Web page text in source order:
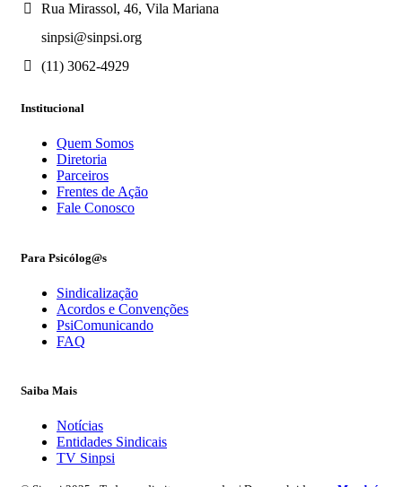
Rua Mirassol, 46, Vila Mariana
sinpsi@sinpsi.org
(11) 3062-4929
Institucional
Quem Somos
Diretoria
Parceiros
Frentes de Ação
Fale Conosco
Para Psicólog@s
Sindicalização
Acordos e Convenções
PsiComunicando
FAQ
Saiba Mais
Notícias
Entidades Sindicais
TV Sinpsi